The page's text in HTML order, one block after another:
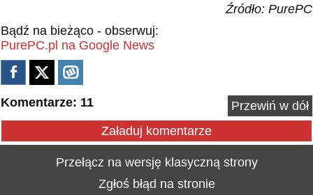
Źródło: PurePC
Bądź na bieżąco - obserwuj:
PurePC.pl na Google News
Komentarze: 11
Przewiń w dół
Załaduj komentarze
Przełącz na wersję klasyczną strony
Zgłoś błąd na stronie